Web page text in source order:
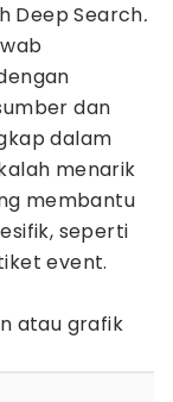
Deep Search.
dan
dalam
menarik
membantu
seperti
event.
atau grafik